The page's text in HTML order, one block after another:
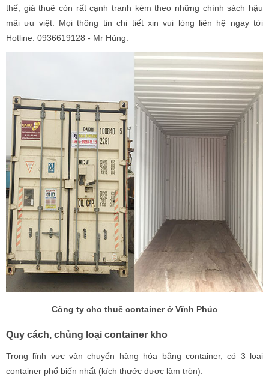
thế, giá thuê còn rất cạnh tranh kèm theo những chính sách hậu
mãi ưu việt. Mọi thông tin chi tiết xin vui lòng liên hệ ngay tới
Hotline: 0936619128 - Mr Hùng.
Công ty cho thuê container ở Vĩnh Phúc
Quy cách, chủng loại container kho
Trong lĩnh vực vận chuyển hàng hóa bằng container, có 3 loại
container phổ biến nhất (kích thước được làm tròn):